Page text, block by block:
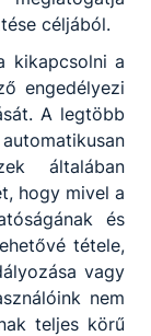
céljából.
kikapcsolni a
engedélyezi
A legtöbb
általában
hogy mivel a
és
tétele,
vagy
nem
teljes körű